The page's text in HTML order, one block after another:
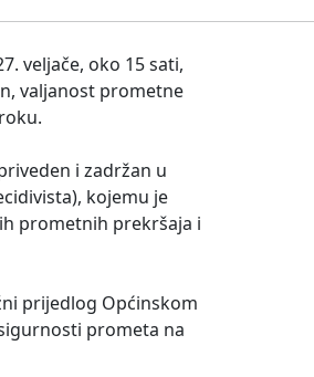
veljače, oko 15 sati,
valjanost prometne
i zadržan u
kojemu je
prometnih prekršaja i
prijedlog Općinskom
prometa na